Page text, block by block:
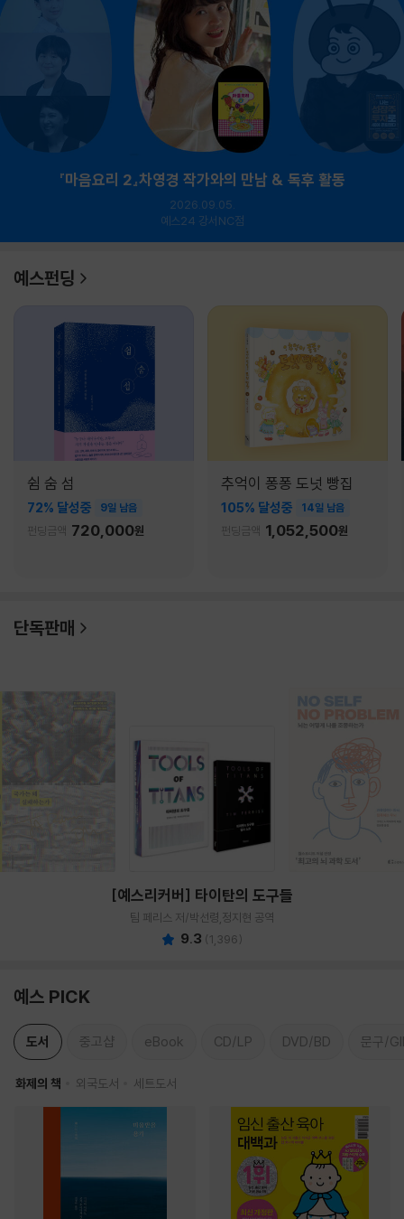
『마음요리 2』차영경 작가와의 만남 & 독후 활동
2026.09.05.
예스24 강서NC점
예스펀딩
쉼 숨 섬
72% 달성중 9일 남음
펀딩금액 720,000원
추억이 퐁퐁 도넛 빵집
105% 달성중 14일 남음
펀딩금액 1,052,500원
단독판매
[예스리커버] 타이탄의 도구들
팀 페리스 저/박선령,정지현 공역
9.3 (1,396)
예스 PICK
도서 중고샵 eBook CD/LP DVD/BD 문구/
화제의 책 외국도서 세트도서